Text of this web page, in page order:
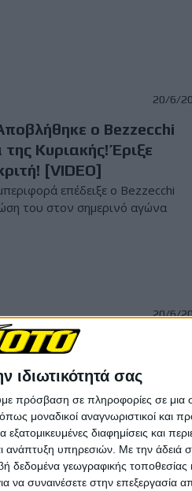
ιδιωτικότητά σας
πρόσβαση σε πληροφορίες σε
μοναδικοί αναγνωριστικοί και
διαφημίσεις και
ανάπτυξη υπηρεσιών. Με την άδειά
δεδομένα γεωγραφικής τοποθεσίας
συναινέσετε στην επεξεργασία
20/6/
ο Bezzecchi
Κυριακής! Έριξε
[VIDEO]
επέδειξε ο Bezzecchi
του στον σημερινό αγώνα
20/6/
Νίκη Bagnaia με
να πηγαίνει καλά ο Ai
σπάσιμο του ρεκόρ πίστας